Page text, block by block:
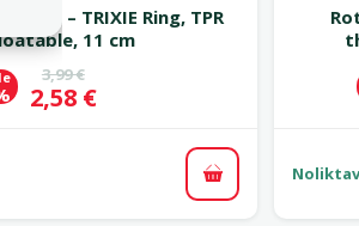
– TRIXIE Ring, TPR
11 cm
Oriģinālā cena
3,99 €
Cena
2,58 €
Pievienot